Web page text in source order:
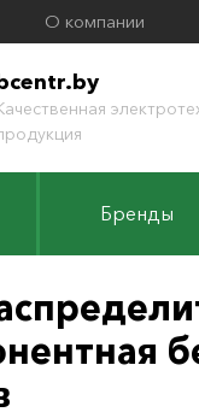
О компании
Бренды